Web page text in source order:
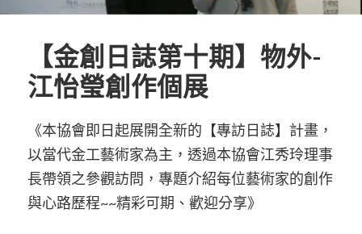
【金創日誌第十期】物外-
江怡瑩創作個展
《本協會即日起展開全新的【專訪日誌】計畫，
以當代金工藝術家為主，透過本協會江秀玲理事
長帶領之參觀訪問，專題介紹每位藝術家的創作
與心路歷程~~精彩可期、歡迎分享》